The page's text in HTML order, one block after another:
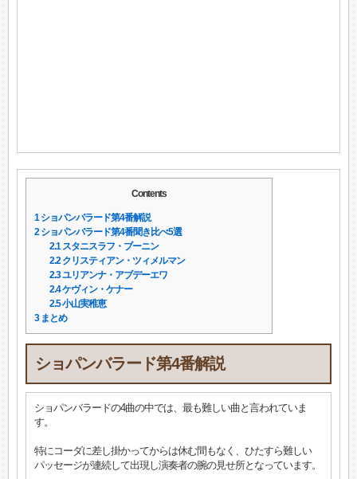
Contents
1ショパンバラード第4番解説
2ショパンバラード第4番聞き比べ5選
2.1スタニスラフ・ブーニン
2.2クリスティアン・ツィメルマン
2.3ユリアンナ・アブデーエワ
2.4ケヴィン・ケナー
2.5小山実稚恵
3まとめ
ショパンバラード第4番解説
ショパンバラードの4曲の中では、最も難しい曲と言われていま
す。
特にコーダに差し掛かってからは休む間もなく、ひたすら難しい
パッセージが連続して出現し演奏者の腕の見せ所となっています。